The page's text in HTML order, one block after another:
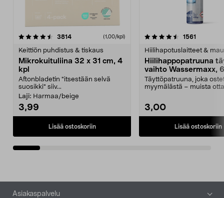
3814arvostelut (1,00/kpl)
Keittiön puhdistus & tiskaus
Mikrokuituliina 32 x 31 cm, 4
kpl
Aftonbladetin "itsestään selvä
suosikki" siiv...
Laji: Harmaa/beige
3,99
Lisää ostoskoriin
4.5viidestä
1561
Hiilihapotuslaitteet &
Hiilihappopatruuna
vaihto Wassermaxx,
Täyttöpatruuna, joka
myymälästä – muista
3,00
Lisää ostoskoriin
4.5viidestä
Alatunniste
Asiakaspalvelu